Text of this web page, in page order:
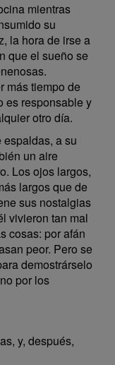
mientras
su
la hora de irse a
que el sueño se
más tiempo de
es responsable y
otro día.
a su
un aire
Los ojos largos,
largos que de
sus nostalgias
vivieron tan mal
cosas: por afán
peor. Pero se
demostrárselo
por los
y, después,